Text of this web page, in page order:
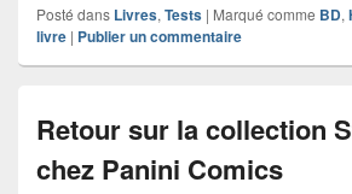
Posté dans Livres,Tests | Marqué comme BD,
livre | Publier un commentaire
Retour sur la collection
chez Panini Comics